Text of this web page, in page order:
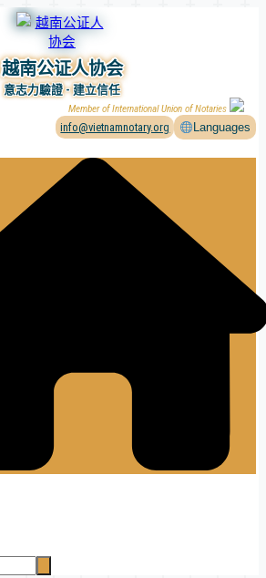
越南公证人协会
意志力驗證 - 建立信任
Member of International Union of Notaries
info@vietnamnotary.org Languages